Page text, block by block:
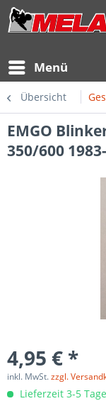
Menü
Übersicht
EMGO
350/600
4,95 € *
inkl. MwSt.zzgl.
Lieferzeit 3-5 Tage